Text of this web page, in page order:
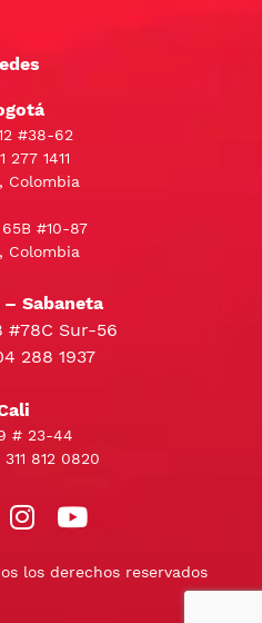
#38-62
1 277 1411
Colombia
#10-87
Colombia
Sabaneta
#78C Sur-56
288 1937
# 23-44
311 812 0820
los derechos reservados